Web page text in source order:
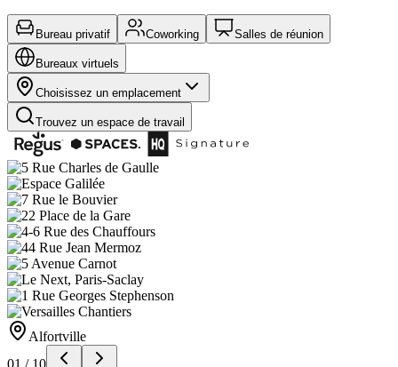
Bureau privatif Coworking Salles de réunion
Bureaux virtuels
Choisissez un emplacement
Trouvez un espace de travail
Alfortville
01 / 10